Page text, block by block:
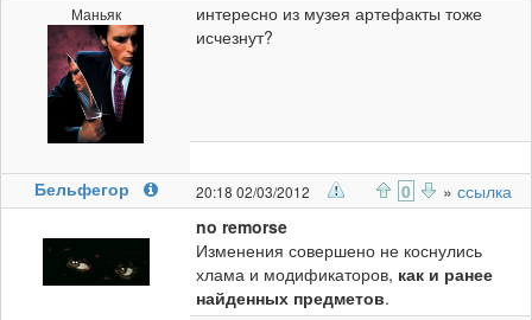
Маньяк
интересно из музея артефакты тоже
исчезнут?
Бельфегор 20:18 02/03/2012 0 » ссылка
no remorse
Изменения совершено не коснулись
хлама и модификаторов, как и ранее
найденных предметов.